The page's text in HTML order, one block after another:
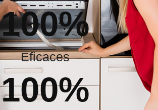
Eficaces
100%
100%